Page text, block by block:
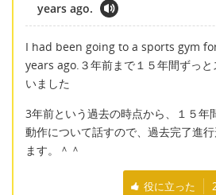
years ago.
I had been going to a sports gym
years ago.３年前まで１５年間ずっ
いました
3年前という過去の時点から、１５年
動作について話すので、過去完了進
ます。＾＾
役に立った